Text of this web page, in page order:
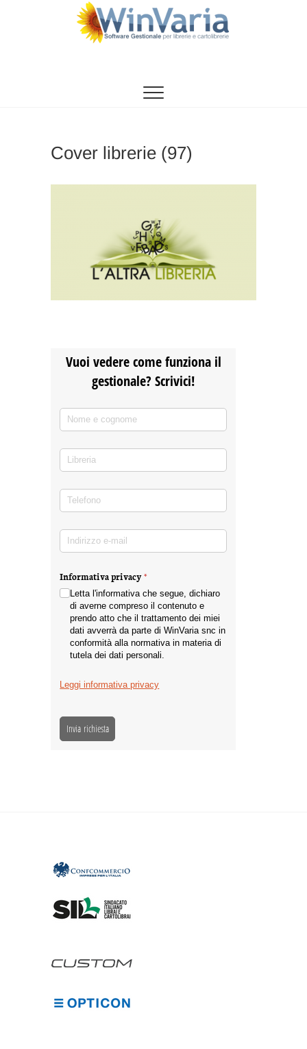
Cover librerie (97)
Vuoi vedere come funziona il
gestionale? Scrivici!
Nome e cognome
Libreria
Telefono
Indirizzo e-mail(richiesto)
Informativa privacy*
(richiesto)
Letta l'informativa che segue, dichiaro
di averne compreso il contenuto e
prendo atto che il trattamento dei miei
dati avverrà da parte di WinVaria snc in
conformità alla normativa in materia di
tutela dei dati personali.
Leggi informativa privacy
Invia richiesta